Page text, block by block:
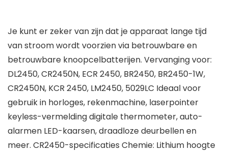
Je kunt er zeker van zijn dat je apparaat lange tijd
van stroom wordt voorzien via betrouwbare en
betrouwbare knoopcelbatterijen. Vervanging voor:
DL2450, CR2450N, ECR 2450, BR2450, BR2450-1W,
CR2450N, KCR 2450, LM2450, 5029LC Ideaal voor
gebruik in horloges, rekenmachine, laserpointer
keyless-vermelding digitale thermometer, auto-
alarmen LED-kaarsen, draadloze deurbellen en
meer. CR2450-specificaties Chemie: Lithium hoogte